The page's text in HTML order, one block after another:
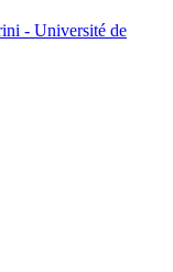
- Université de